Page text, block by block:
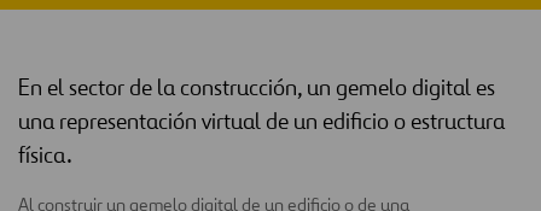
En el sector de la construcción, un gemelo digital es
una representación virtual de un edificio o estructura
física.
Al construir un gemelo digitalde un edificio o de una